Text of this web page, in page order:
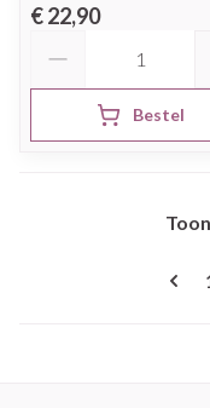
€ 22,90
Bestel
Toon